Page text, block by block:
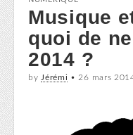
Musique
quoi de
2014 ?
by Jérémi • 26 mars